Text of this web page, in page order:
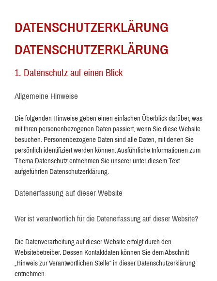
DATENSCHUTZ­ERKLÄRUNG
DATENSCHUTZ­ERKLÄRUNG
1. Datenschutz auf einen Blick
Allgemeine Hinweise
Die folgenden Hinweise geben einen einfachen Überblick darüber, was
mit Ihren personenbezogenen Daten passiert, wenn Sie diese Website
besuchen. Personenbezogene Daten sind alle Daten, mit denen Sie
persönlich identifiziert werden können. Ausführliche Informationen zum
Thema Datenschutz entnehmen Sie unserer unter diesem Text
aufgeführten Datenschutzerklärung.
Datenerfassung auf dieser Website
Wer ist verantwortlich für die Datenerfassung auf dieser Website?
Die Datenverarbeitung auf dieser Website erfolgt durch den
Websitebetreiber. Dessen Kontaktdaten können Sie dem Abschnitt
„Hinweis zur Verantwortlichen Stelle“ in dieser Datenschutzerklärung
entnehmen.